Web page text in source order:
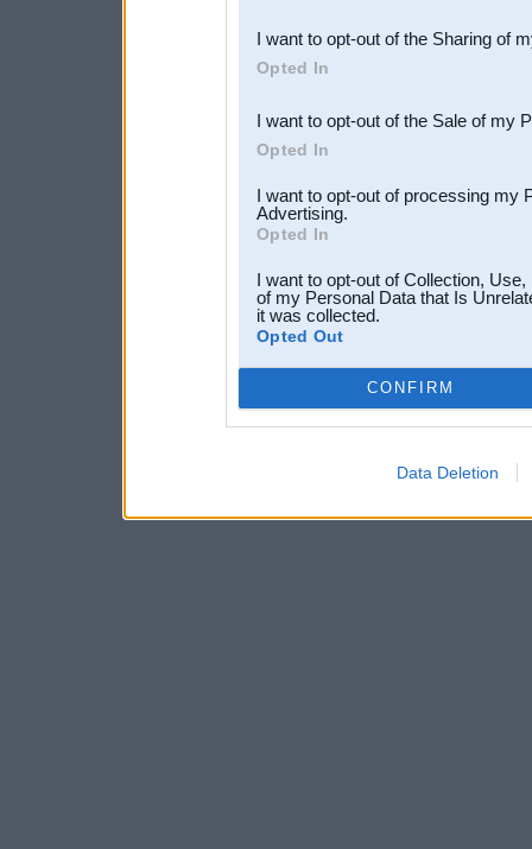
Downstream Participants
third parties.
I want to opt-out of the Sharing of
Opted In
I want to opt-out of the Sale of my
Opted In
I want to opt-out of processing my
Advertising.
Opted In
I want to opt-out of Collection,
of my Personal Data that Is
it was collected.
Opted Out
CONFIRM
Data Deletion